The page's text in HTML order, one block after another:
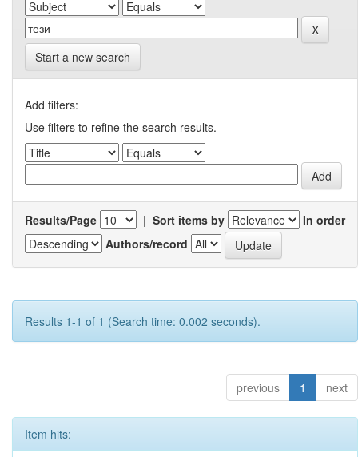
Start a new search
Add filters:
Use filters to refine the search results.
Results/Page | Sort items by
In order
Authors/record
Results 1-1 of 1 (Search time: 0.002 seconds).
previous 1 next
Item hits: